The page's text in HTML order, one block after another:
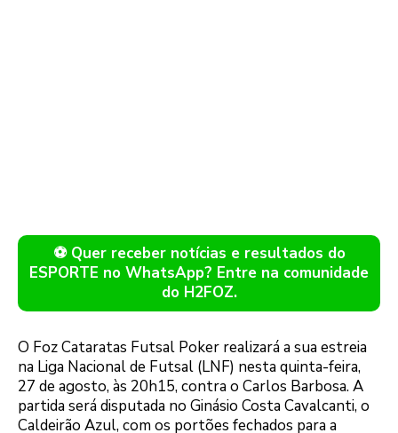
⚽ Quer receber notícias e resultados do
ESPORTE no WhatsApp? Entre na comunidade
do H2FOZ.
O Foz Cataratas Futsal Poker realizará a sua estreia
na Liga Nacional de Futsal (LNF) nesta quinta-feira,
27 de agosto, às 20h15, contra o Carlos Barbosa. A
partida será disputada no Ginásio Costa Cavalcanti, o
Caldeirão Azul, com os portões fechados para a